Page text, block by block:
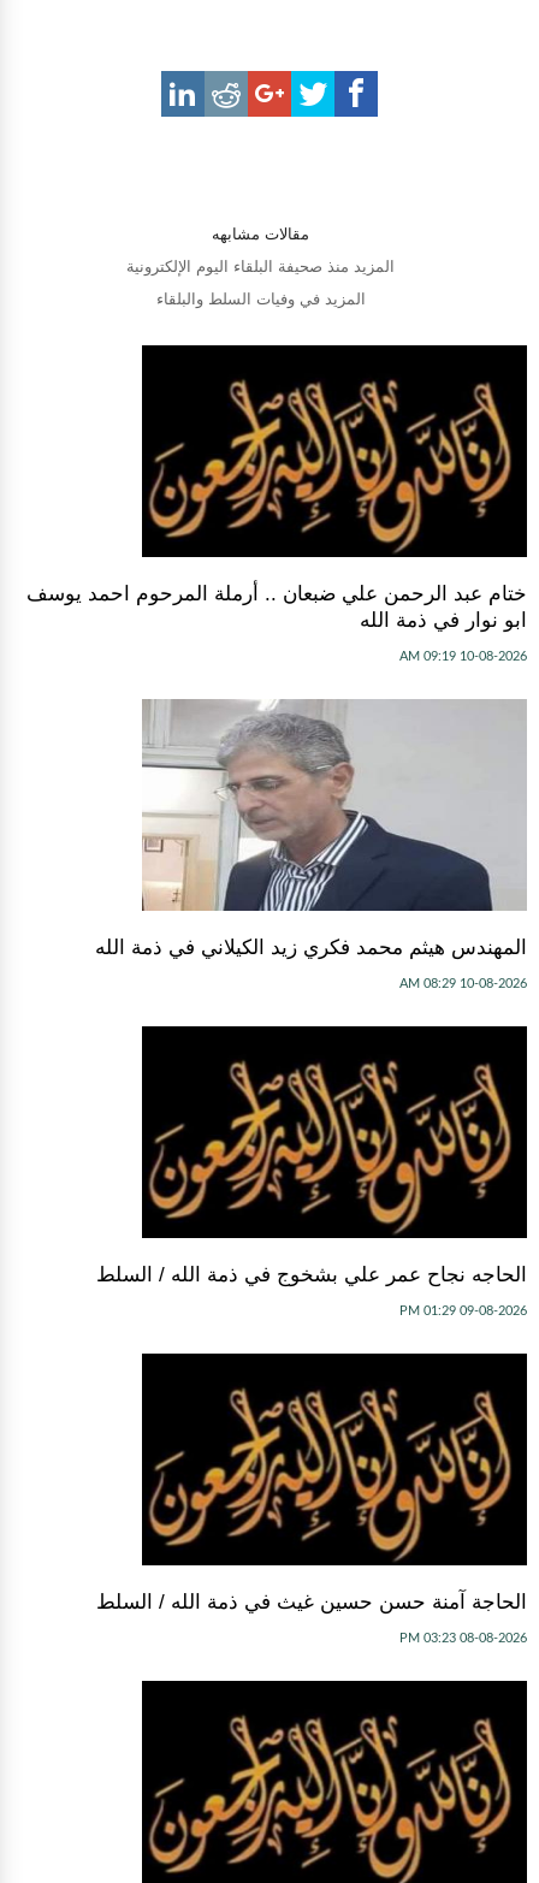
مقالات مشابهه
المزيد منذ صحيفة البلقاء اليوم الإلكترونية
المزيد في وفيات السلط والبلقاء
ختام عبد الرحمن علي ضبعان .. أرملة المرحوم احمد يوسف
ابو نوار في ذمة الله
10-08-2026 09:19 AM
المهندس هيثم محمد فكري زيد الكيلاني في ذمة الله
10-08-2026 08:29 AM
الحاجه نجاح عمر علي بشخوج في ذمة الله / السلط
09-08-2026 01:29 PM
الحاجة آمنة حسن حسين غيث في ذمة الله / السلط
08-08-2026 03:23 PM